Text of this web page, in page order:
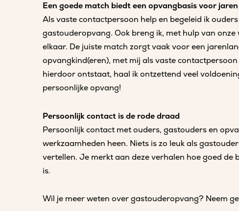
Een goede match biedt een opvangbasis voor jaren
Als vaste contactpersoon help en begeleid ik
gastouderopvang. Ook breng ik, met hulp van
elkaar. De juiste match zorgt vaak voor een
opvangkind(eren), met mij als vaste
hierdoor ontstaat, haal ik ontzettend veel
persoonlijke opvang!
Persoonlijk contact is de rode draad
Persoonlijk contact met ouders, gastouders en
werkzaamheden heen. Niets is zo leuk als
vertellen. Je merkt aan deze verhalen hoe goed
is.
Wil je meer weten over gastouderopvang? Neem